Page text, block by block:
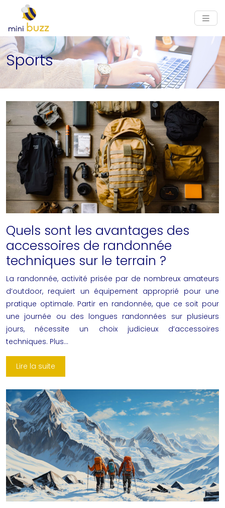
Sports
Quels sont les avantages des
accessoires de randonnée
techniques sur le terrain ?
La randonnée, activité prisée par de nombreux amateurs
d’outdoor, requiert un équipement approprié pour une
pratique optimale. Partir en randonnée, que ce soit pour
une journée ou des longues randonnées sur plusieurs
jours, nécessite un choix judicieux d’accessoires
techniques. Plus…
Lire la suite